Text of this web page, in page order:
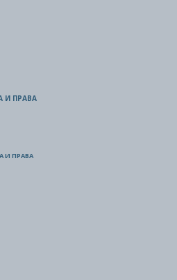
И ПРАВА
И ПРАВА